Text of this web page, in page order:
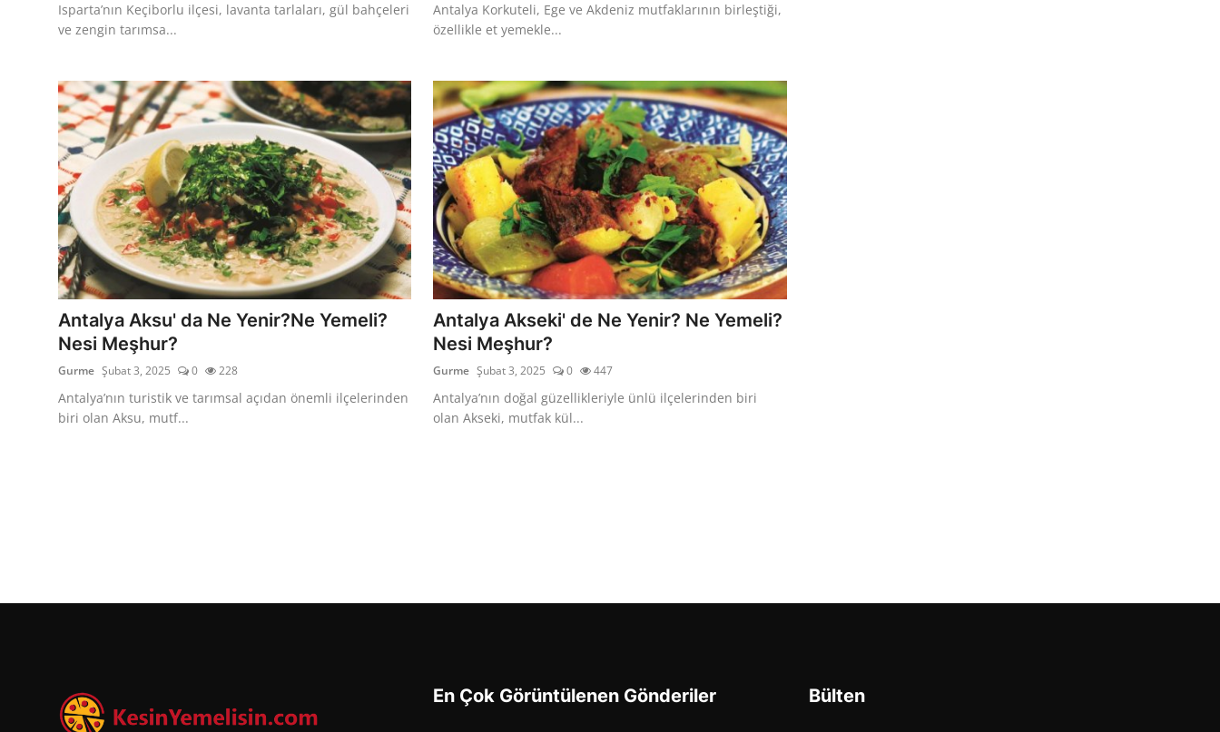
Isparta’nın Keçiborlu ilçesi, lavanta tarlaları, gül bahçeleri
ve zengin tarımsa...
Antalya Korkuteli, Ege ve Akdeniz mutfaklarının birleştiği,
özellikle et yemekle...
Antalya Aksu' da Ne Yenir?Ne Yemeli?
Nesi Meşhur?
Gurme Şubat 3, 2025 0 228
Antalya’nın turistik ve tarımsal açıdan önemli ilçelerinden
biri olan Aksu, mutf...
Antalya Akseki' de Ne Yenir? Ne Yemeli?
Nesi Meşhur?
Gurme Şubat 3, 2025 0 447
Antalya’nın doğal güzellikleriyle ünlü ilçelerinden biri
olan Akseki, mutfak kül...
En Çok Görüntülenen Gönderiler Bülten